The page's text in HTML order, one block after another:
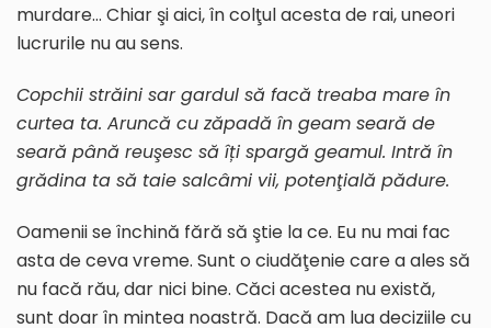
murdare… Chiar şi aici, în colţul acesta de rai, uneori
lucrurile nu au sens.
Copchii străini sar gardul să facă treaba mare în
curtea ta. Aruncă cu zăpadă în geam seară de
seară până reuşesc să îți spargă geamul. Intră în
grădina ta să taie salcâmi vii, potenţială pădure.
Oamenii se închină fără să ştie la ce. Eu nu mai fac
asta de ceva vreme. Sunt o ciudăţenie care a ales să
nu facă rău, dar nici bine. Căci acestea nu există,
sunt doar în mintea noastră. Dacă am lua deciziile cu